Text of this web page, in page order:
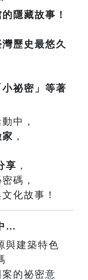
隱藏故事！
歷史最悠久
祕密」等著
中，
，
享 ，
碼，
化故事！
…
與建築特色
案的祕密意